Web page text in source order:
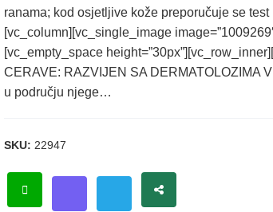
ranama; kod osjetljive kože preporučuje se
[vc_column][vc_single_image
[vc_empty_space
CERAVE: RAZVIJEN SA DERMATOLOZIMA
u području njege…
SKU: 22947